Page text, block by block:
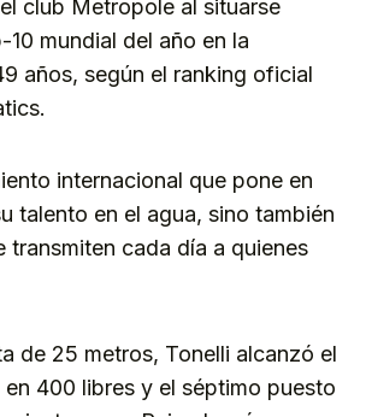
club Metropole al situarse
mundial del año en la
años, según el ranking oficial
internacional que pone en
talento en el agua, sino también
transmiten cada día a quienes
de 25 metros, Tonelli alcanzó el
400 libres y el séptimo puesto